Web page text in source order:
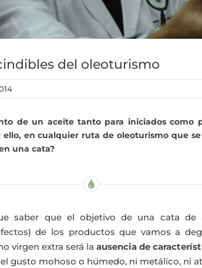
del oleoturismo
de un aceite tanto para iniciados como
ello, en cualquier ruta de oleoturismo que
una cata?
saber que el objetivo de una cata de
de los productos que vamos a
virgen extra será la ausencia de
gusto mohoso o húmedo, ni metálico, ni